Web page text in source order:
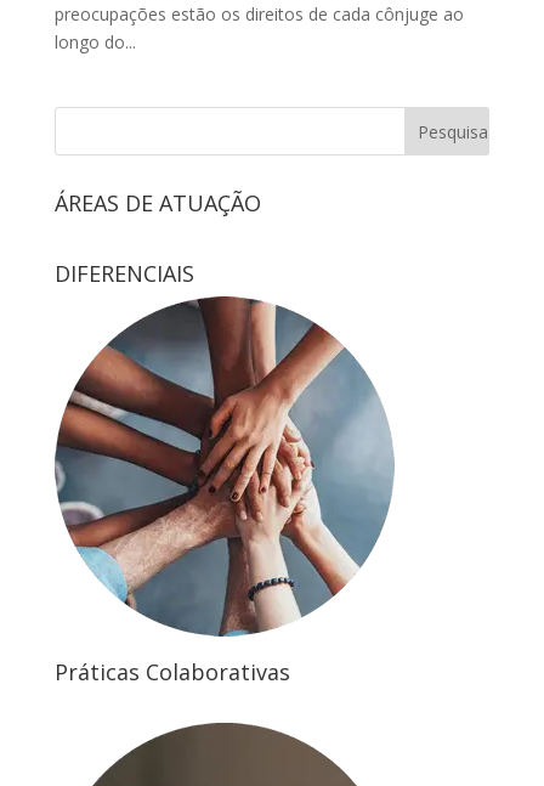
preocupações estão os direitos de cada cônjuge ao
longo do...
ÁREAS DE ATUAÇÃO
DIFERENCIAIS
Práticas Colaborativas